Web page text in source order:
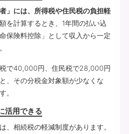
」には、所得税や住民税の負担軽
を計算するとき、1年間の払い込
保険料控除」として収入から一定
で40,000円、住民税で28,000円
、その分税金対象額が少なくな
。
活用できる
、相続税の軽減制度があります。